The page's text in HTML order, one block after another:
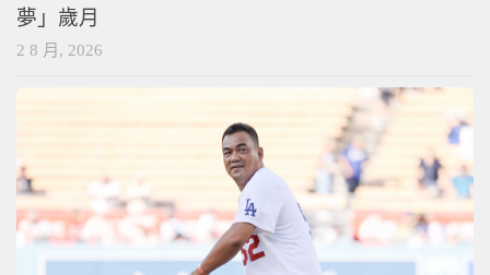
夢」歲月
2 8 月, 2026